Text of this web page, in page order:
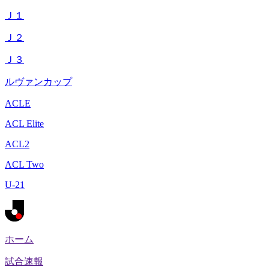
Ｊ１
Ｊ２
Ｊ３
ルヴァンカップ
ACLE
ACL Elite
ACL2
ACL Two
U-21
ホーム
試合速報